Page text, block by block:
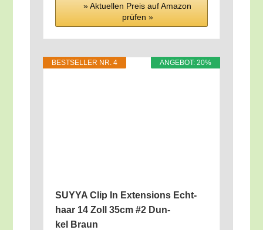
» Aktu­el­len Preis auf Ama­zon
prü­fen »
ANGE­BOT: 20%
BEST­SEL­LER NR. 4
SUYYA Clip In Exten­si­ons Echt­
haar 14 Zoll 35cm #2 Dun­
kel Braun